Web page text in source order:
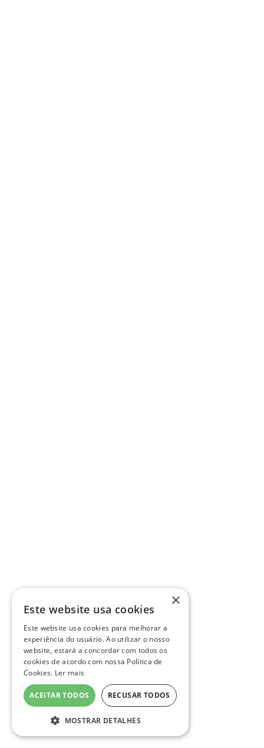
×
Este website usa cookies
Este website usa cookies para melhorar a
experiência do usuário. Ao utilizar o nosso
website, estará a concordar com todos os
cookies de acordo com nossa Política de
Cookies. Ler mais
ACEITAR TODOS RECUSAR TODOS
MOSTRAR DETALHES